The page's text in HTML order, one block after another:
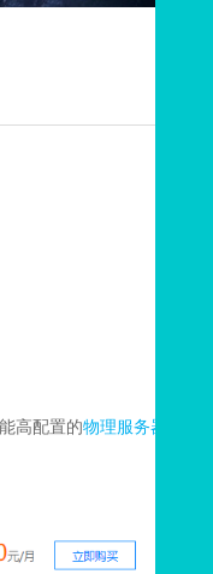
高配置的物理服务器租